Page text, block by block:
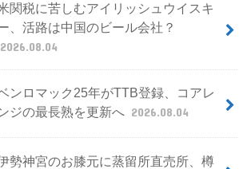
関税に苦しむアイリッシュウイスキ
、活路は中国のビール会社？
2026.08.04
ンロマック25年がTTB登録、コアレ
ジの最長熟を更新へ 2026.08.04
勢神宮のお膝元に蒸留所直売所、樽